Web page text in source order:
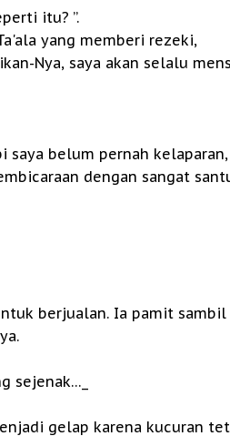
itu? ”.
yang memberi rezeki,
Nya, saya akan selalu
saya belum pernah
dengan sangat
berjualan. Ia pamit sambil
sejenak…_
gelap karena kucuran